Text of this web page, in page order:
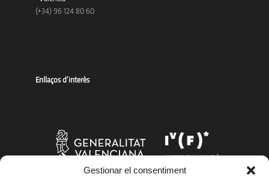
Gestionar el consentiment
(+34) 96 124 80 60
Enllaços d’interès